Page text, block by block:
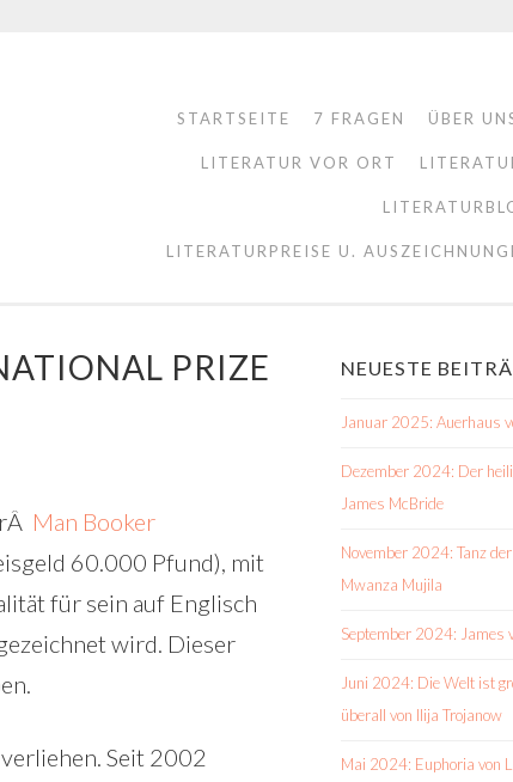
STARTSEITE 7 FRAGEN ÜBER
LITERATUR VOR ORT
LITERATURPREISE U.
PRIZE
Man Booker
60.000 Pfund), mit
für sein auf Englisch
wird. Dieser
Seit 2002
NEUESTE
Januar 2025: Auerhaus
Dezember 2024: Der
James McBride
November 2024: Tanz
Mwanza Mujila
September 2024: James
Juni 2024: Die Welt ist
überall von Ilija Trojanow
Mai 2024: Euphoria von